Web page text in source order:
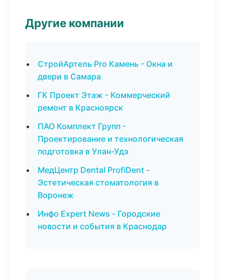
Другие компании
СтройАртель Pro Камень - Окна и
двери в Самара
ГК Проект Этаж - Коммерческий
ремонт в Красноярск
ПАО Комплект Групп -
Проектирование и технологическая
подготовка в Улан-Удэ
МедЦентр Dental ProfiDent -
Эстетическая стоматология в
Воронеж
Инфо Expert News - Городские
новости и события в Краснодар